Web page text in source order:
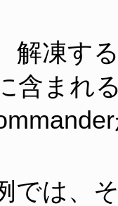
解凍す
含まれ
では、